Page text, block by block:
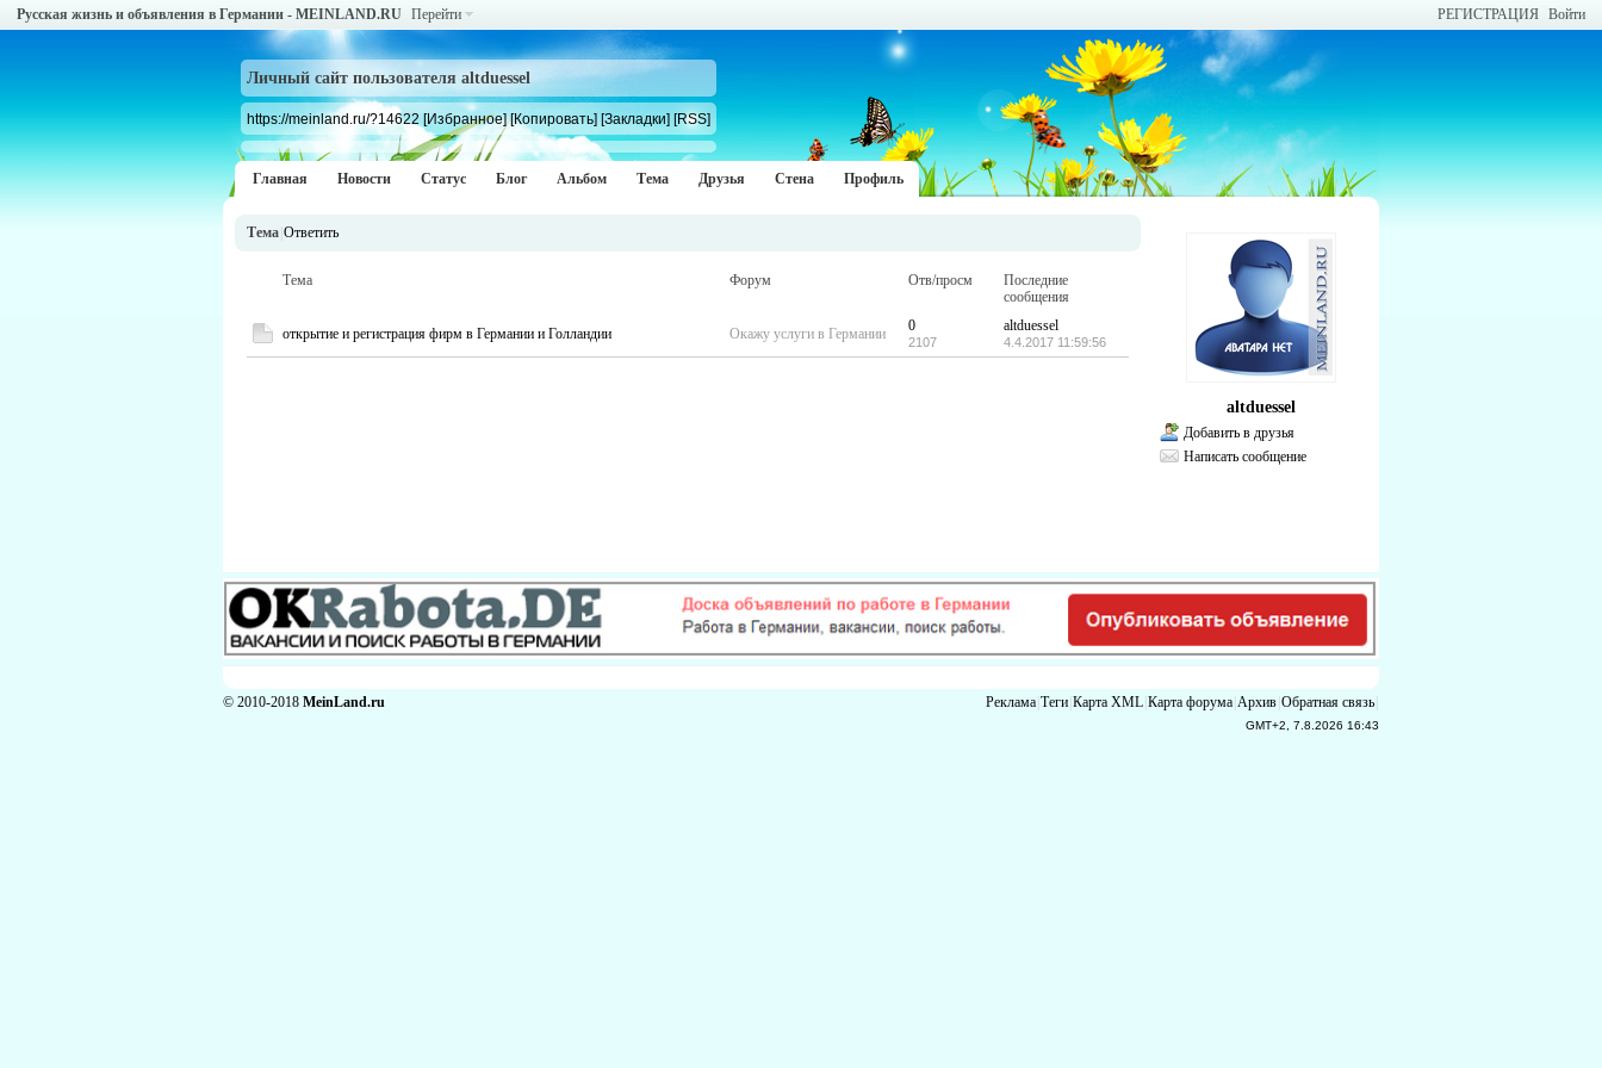
РЕГИСТРАЦИЯ Войти
Русская жизнь и объявления в Германии - MEINLAND.RU Перейти
Личный сайт пользователя altduessel
https://meinland.ru/?14622 [Избранное] [Копировать] [Закладки] [RSS]
Главная Новости Статус Блог Альбом Тема Друзья Стена Профиль
Тема Ответить
Тема Форум Отв/просм
Последние
сообщения
открытие и регистрация фирм в Германии и Голландии Окажу услуги в Германии 0
2107
altduessel
4.4.2017 11:59:56
altduessel
Добавить в друзья
Написать сообщение
Реклама|Теги|Карта XML|Карта форума|Архив|Обратная связь|
GMT+2, 7.8.2026 16:43
© 2010-2018 MeinLand.ru